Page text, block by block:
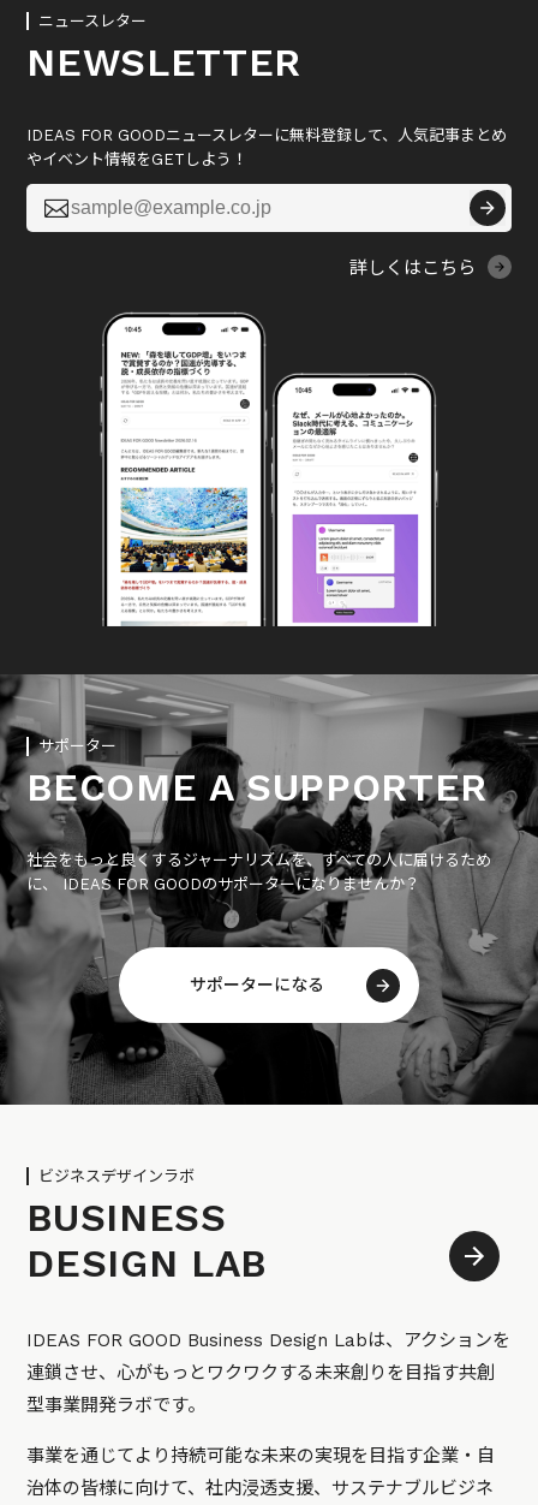
ニュースレター
NEWSLETTER
IDEAS FOR GOODニュースレターに無料登録して、人気記事まとめ
やイベント情報をGETしよう！

詳しくはこちら
サポーター
BECOME A SUPPORTER
社会をもっと良くするジャーナリズムを、すべての人に届けるため
に、 IDEAS FOR GOODのサポーターになりませんか？
サポーターになる
ビジネスデザインラボ
BUSINESS
DESIGN LAB
IDEAS FOR GOOD Business Design Labは、アクションを
連鎖させ、心がもっとワクワクする未来創りを目指す共創
型事業開発ラボです。
事業を通じてより持続可能な未来の実現を目指す企業・自
治体の皆様に向けて、社内浸透支援、サステナブルビジネ